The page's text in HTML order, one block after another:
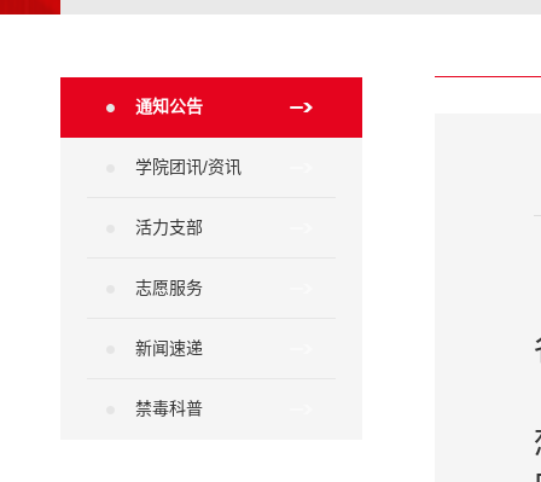
通知公告
学院团讯/资讯
活力支部
志愿服务
新闻速递
禁毒科普